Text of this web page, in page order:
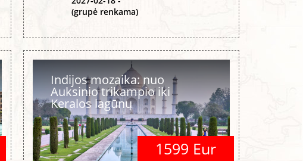
(grupė renkama)
Indijos mozaika: nuo
Auksinio trikampio iki
Keralos lagūnų
1599 Eur